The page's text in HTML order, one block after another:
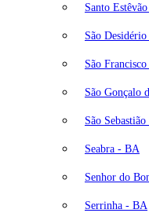
Santo
São
São
São Gonçalo
São
Seabra - BA
Senhor do
Serrinha - BA